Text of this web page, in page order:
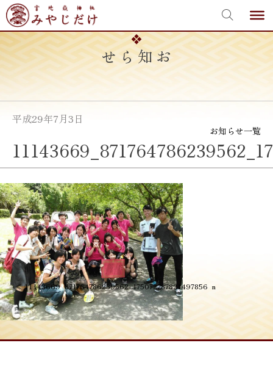
Skip
to
content
お知らせ
平成29年7月3日
お知らせ一覧
投
稿
ナ
ビ
≪11143669_871764786239562_175072787821497856_n